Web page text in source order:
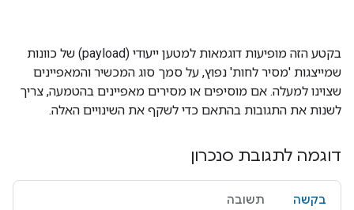
בקטע הזה מופיעות דוגמאות למטען ייעודי (payload) של כוונות
שמייצגות 'מסיר לחות' נפוץ, על סמך סוג המכשיר והמאפיינים
שצוינו למעלה. אם מוסיפים או מסירים מאפיינים בהטמעה, צריך
לשנות את התגובות בהתאם כדי לשקף את השינויים האלה.
דוגמה לתגובת סנכרון
בקשה תשובה